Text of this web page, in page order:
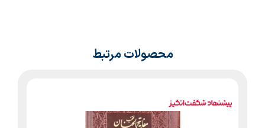
محصولات مرتبط